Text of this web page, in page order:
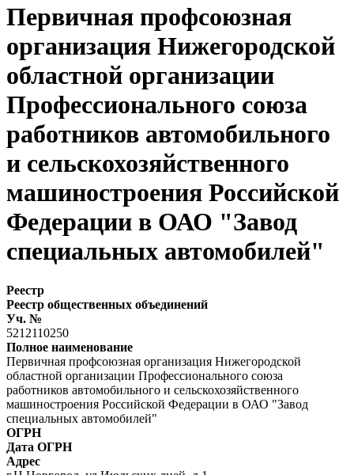
Первичная профсоюзная
организация Нижегородской
областной организации
Профессионального союза
работников автомобильного
и сельскохозяйственного
машиностроения Российской
Федерации в ОАО "Завод
специальных автомобилей"
Реестр
Реестр общественных объединений
Уч. №
5212110250
Полное наименование
Первичная профсоюзная организация Нижегородской
областной организации Профессионального союза
работников автомобильного и сельскохозяйственного
машиностроения Российской Федерации в ОАО "Завод
специальных автомобилей"
ОГРН
Дата ОГРН
Адрес